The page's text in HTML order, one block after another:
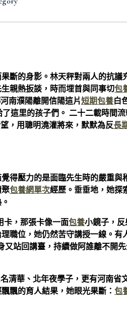
斷的身影。林天秤對兩人的抗議
親熱扳談，時而埋首與同事切包
南濮陽離開信陽這片短期包養白
這里的孩子們。 二十二載時間
，用聰明澆灌將來，默默為反長
得壓力的是面臨先生時的嚴重與
包養網單次經歷。垂垂地，她探
卡，那張卡像一面包養小鏡子，
職位，她仍然苦守講授一線。有
又站回講臺，持續做阿誰離不開
清華、北年夜學子，更有河南省
飄的育人結果，她眼光果斷： 包